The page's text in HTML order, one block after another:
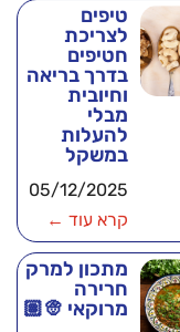
טיפים
לצריכת
חטיפים
בדרך בריאה
וחיובית
מבלי
להעלות
במשקל
05/12/2025
קרא עוד ←
מתכון למרק
חרירה
מרוקאי 👳🏽